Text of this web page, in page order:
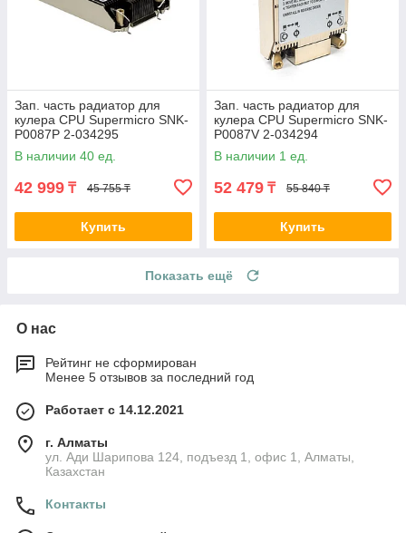
Зап. часть радиатор для
кулера CPU Supermicro SNK-
P0087P 2-034295
В наличии 40 ед.
42 999 ₸ 45 755 ₸
Купить
Зап. часть радиатор для
кулера CPU Supermicro SNK-
P0087V 2-034294
В наличии 1 ед.
52 479 ₸ 55 840 ₸
Купить
Показать ещё
О нас
Рейтинг не сформирован
Менее 5 отзывов за последний год
Работает с 14.12.2021
г. Алматы
ул. Ади Шарипова 124, подъезд 1, офис 1, Алматы,
Казахстан
Контакты